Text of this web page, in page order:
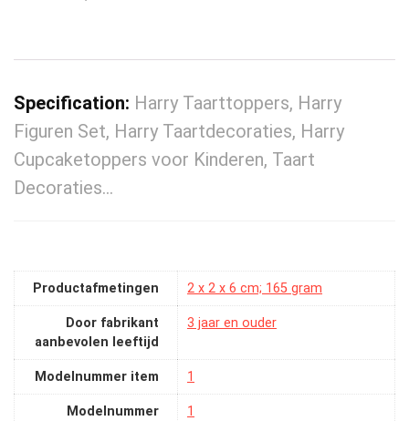
Specification: Harry Taarttoppers, Harry
Figuren Set, Harry Taartdecoraties, Harry
Cupcaketoppers voor Kinderen, Taart
Decoraties…
Productafmetingen ‎2 x 2 x 6 cm; 165 gram
Door fabrikant
aanbevolen leeftijd
‎3 jaar en ouder
Modelnummer item ‎1
Modelnummer ‎1